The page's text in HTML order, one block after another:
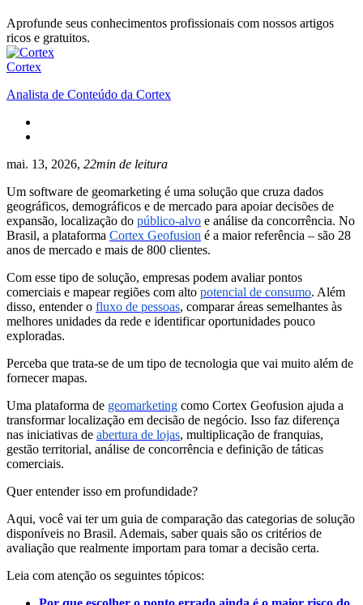
Aprofunde seus conhecimentos profissionais com nossos artigos
ricos e gratuitos.
Cortex
Analista de Conteúdo da Cortex
mai. 13, 2026, 22min de leitura
Um software de geomarketing é uma solução que cruza dados
geográficos, demográficos e de mercado para apoiar decisões de
expansão, localização do público-alvo e análise da concorrência. No
Brasil, a plataforma Cortex Geofusion é a maior referência – são 28
anos de mercado e mais de 800 clientes.
Com esse tipo de solução, empresas podem avaliar pontos
comerciais e mapear regiões com alto potencial de consumo. Além
disso, entender o fluxo de pessoas, comparar áreas semelhantes às
melhores unidades da rede e identificar oportunidades pouco
exploradas.
Perceba que trata-se de um tipo de tecnologia que vai muito além de
fornecer mapas.
Uma plataforma de geomarketing como Cortex Geofusion ajuda a
transformar localização em decisão de negócio. Isso faz diferença
nas iniciativas de abertura de lojas, multiplicação de franquias,
gestão territorial, análise de concorrência e definição de táticas
comerciais.
Quer entender isso em profundidade?
Aqui, você vai ter um guia de comparação das categorias de solução
disponíveis no Brasil. Ademais, saber quais são os critérios de
avaliação que realmente importam para tomar a decisão certa.
Leia com atenção os seguintes tópicos: